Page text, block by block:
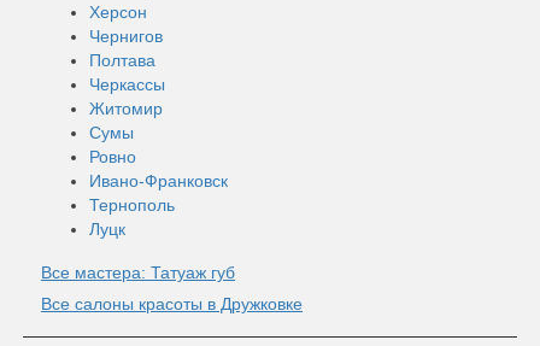
Херсон
Чернигов
Полтава
Черкассы
Житомир
Сумы
Ровно
Ивано-Франковск
Тернополь
Луцк
Все мастера: Татуаж губ
Все салоны красоты в Дружковке